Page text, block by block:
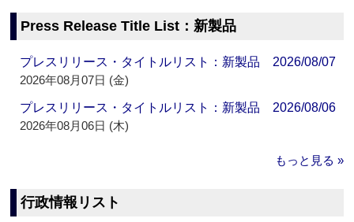
Press Release Title List：新製品
プレスリリース・タイトルリスト：新製品 2026/08/07
2026年08月07日 (金)
プレスリリース・タイトルリスト：新製品 2026/08/06
2026年08月06日 (木)
もっと見る »
行政情報リスト